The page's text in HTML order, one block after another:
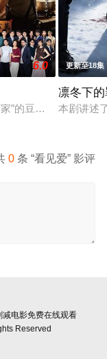
述一场突如其来的
6.0
”的豆腐老店，因“
更新至18集
凛冬下
本剧讲述
0 条 “看见爱” 影评
电影免费在线观看
Reserved